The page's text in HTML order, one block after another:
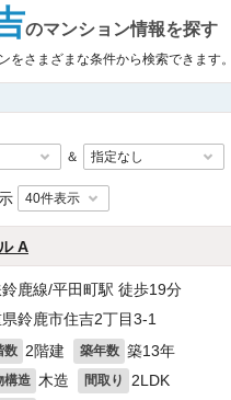
のマンション情報を探す
をさまざまな条件から検索できます。
＆
A
鹿線/平田町駅 徒歩19分
鈴鹿市住吉2丁目3-1
数 2階建 築年数 築13年
構造 木造 間取り 2LDK